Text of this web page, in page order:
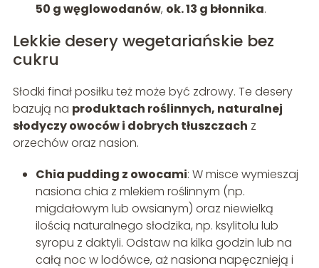
50 g węglowodanów, ok. 13 g błonnika.
Lekkie desery wegetariańskie bez
cukru
Słodki finał posiłku też może być zdrowy. Te desery
bazują na produktach roślinnych, naturalnej
słodyczy owoców i dobrych tłuszczach z
orzechów oraz nasion.
Chia pudding z owocami: W misce wymieszaj
nasiona chia z mlekiem roślinnym (np.
migdałowym lub owsianym) oraz niewielką
ilością naturalnego słodzika, np. ksylitolu lub
syropu z daktyli. Odstaw na kilka godzin lub na
całą noc w lodówce, aż nasiona napęcznieją i